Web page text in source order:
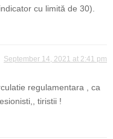
cu limită de 30).
September 14, 2021 at 2:41 pm
regulamentara , ca
tiristii !